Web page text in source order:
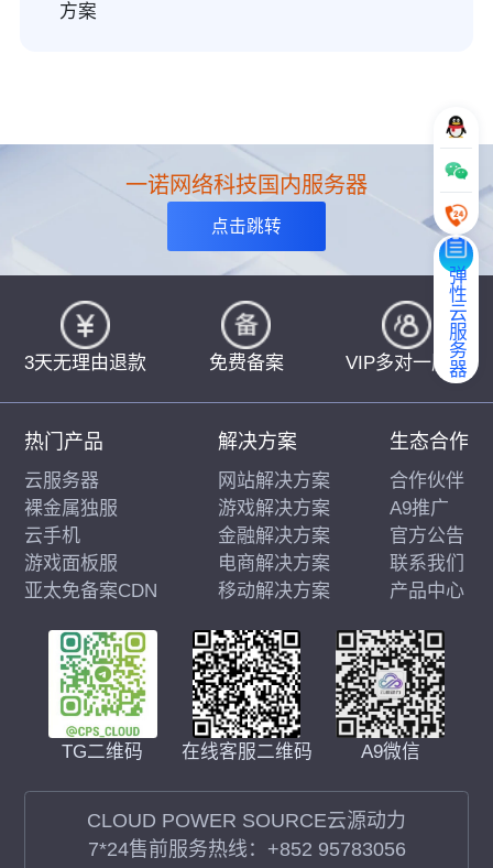
方案
弹性云服务器
一诺网络科技国内服务器
点击跳转
3天无理由退款 免费备案 VIP多对一服务
TG二维码 在线客服二维码 A9微信
CLOUD POWER SOURCE云源动力
7*24售前服务热线： +852 95783056
热门产品
云服务器
裸金属独服
云手机
游戏面板服
亚太免备案CDN
解决方案
网站解决方案
游戏解决方案
金融解决方案
电商解决方案
移动解决方案
生态合作
合作伙伴
A9推广
官方公告
联系我们
产品中心